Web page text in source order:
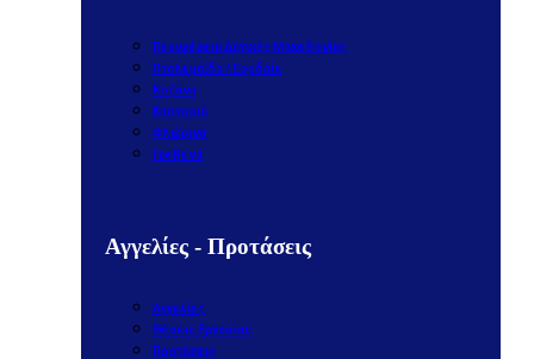
Περιφέρεια Δυτικής Μακεδονίας
Πτολεμαΐδα / Εορδαία
Κοζάνη
Καστοριά
Φλώρινα
Γρεβενά
Αγγελίες - Προτάσεις
Αγγελίες
Θέσεις Εργασίας
Προτάσεις